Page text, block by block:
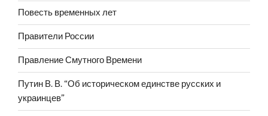
Повесть временных лет
Правители России
Правление Смутного Времени
Путин В. В. “Об историческом единстве русских и
украинцев”